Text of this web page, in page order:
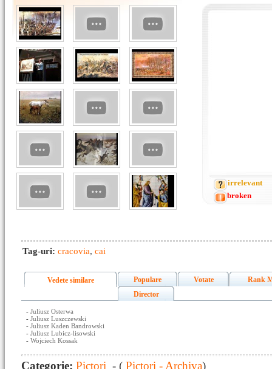
irrelevant
broken
Tag-uri: cracovia, cai
Vedete similare Populare Votate
Rank
Director
- Juliusz Osterwa
- Juliusz Luszczewski
- Juliusz Kaden Bandrowski
- Juliusz Lubicz-lisowski
- Wojciech Kossak
Categorie: Pictori - ( Pictori - Archiva)